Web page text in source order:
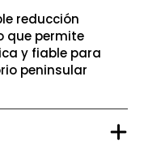
reducción
que permite
y fiable para
peninsular